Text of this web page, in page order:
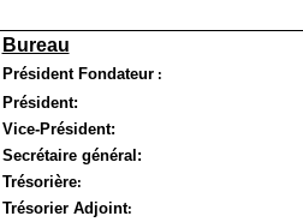
Bureau
Président Fondateur:
Président:
Vice-Président:
Secrétaire général:
Trésorière:
Trésorier Adjoint: